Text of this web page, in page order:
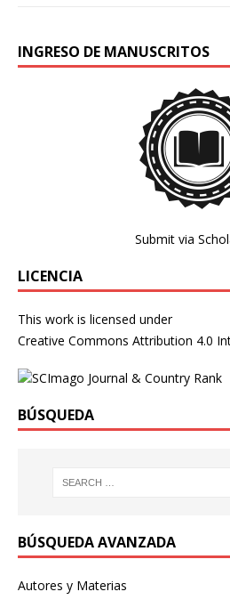
INGRESO DE MANUSCRITOS
Submit via
LICENCIA
This work is licensed under
Creative Commons Attribution 4.0
BÚSQUEDA
BÚSQUEDA AVANZADA
Autores y Materias